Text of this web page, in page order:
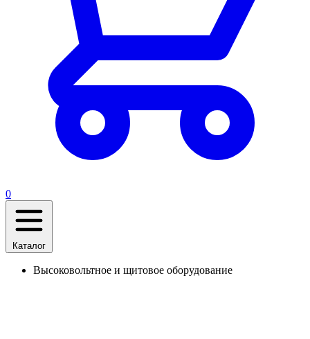
0
Каталог
Высоковольтное и щитовое оборудование